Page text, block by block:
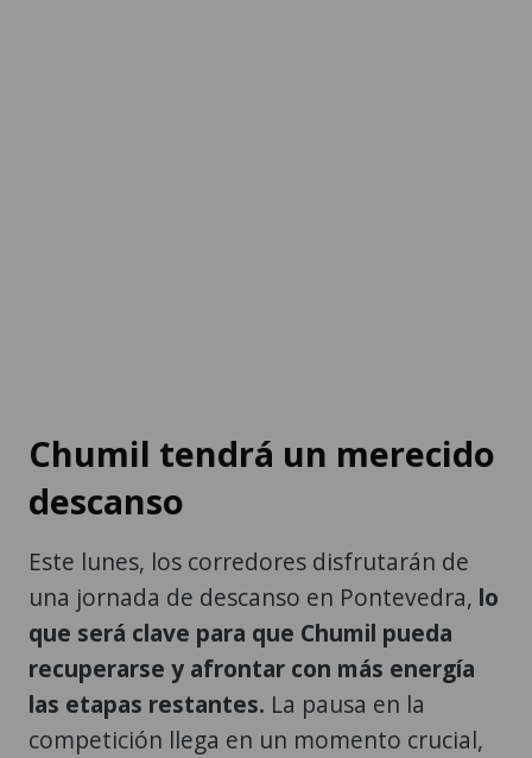
Chumil tendrá un merecido
descanso
Este lunes, los corredores disfrutarán de
una jornada de descanso en Pontevedra, lo
que será clave para que Chumil pueda
recuperarse y afrontar con más energía
las etapas restantes. La pausa en la
competición llega en un momento crucial,